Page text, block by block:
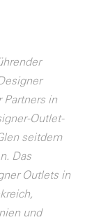
Partners in
Outlet-
seitdem
Das
Outlets in
und